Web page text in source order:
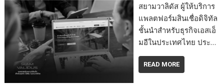
สยามวาลิดัส ผู้ให้บริการ
แพลตฟอร์มสินเชื่อดิจิทัล
ชั้นนำสำหรับธุรกิจเอสเอ็
มอีในประเทศไทย ประ…
READ MORE